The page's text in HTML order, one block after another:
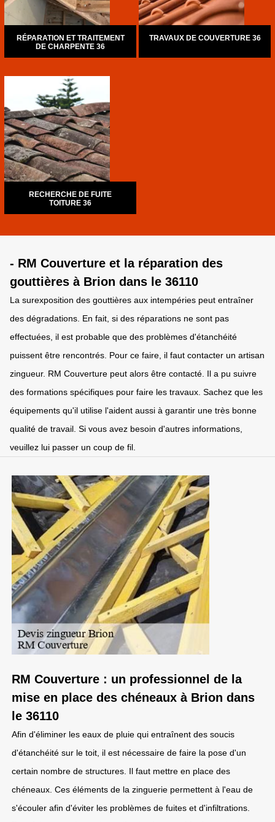
RÉPARATION ET TRAITEMENT
DE CHARPENTE 36
TRAVAUX DE COUVERTURE 36
RECHERCHE DE FUITE
TOITURE 36
- RM Couverture et la réparation des
gouttières à Brion dans le 36110
La surexposition des gouttières aux intempéries peut entraîner
des dégradations. En fait, si des réparations ne sont pas
effectuées, il est probable que des problèmes d'étanchéité
puissent être rencontrés. Pour ce faire, il faut contacter un artisan
zingueur. RM Couverture peut alors être contacté. Il a pu suivre
des formations spécifiques pour faire les travaux. Sachez que les
équipements qu'il utilise l'aident aussi à garantir une très bonne
qualité de travail. Si vous avez besoin d'autres informations,
veuillez lui passer un coup de fil.
RM Couverture : un professionnel de la
mise en place des chéneaux à Brion dans
le 36110
Afin d'éliminer les eaux de pluie qui entraînent des soucis
d'étanchéité sur le toit, il est nécessaire de faire la pose d'un
certain nombre de structures. Il faut mettre en place des
chéneaux. Ces éléments de la zinguerie permettent à l'eau de
s'écouler afin d'éviter les problèmes de fuites et d'infiltrations.